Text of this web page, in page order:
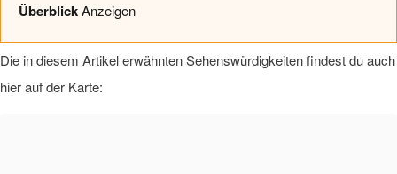
ÜberblickAnzeigen
Die in diesem Artikel erwähnten Sehenswürdigkeiten findest du auch
hier auf der Karte: